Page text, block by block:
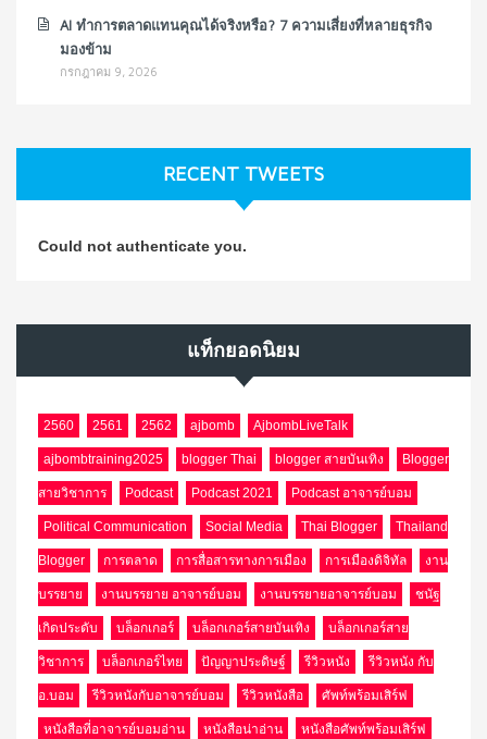
AI ทำการตลาดแทนคุณได้จริงหรือ? 7 ความเสี่ยงที่หลายธุรกิจ
มองข้าม
กรกฎาคม 9, 2026
RECENT TWEETS
Could not authenticate you.
แท็กยอดนิยม
2560 2561 2562 ajbomb AjbombLiveTalk
ajbombtraining2025 blogger Thai blogger สายบันเทิง Blogger
สายวิชาการ Podcast Podcast 2021 Podcast อาจารย์บอม
Political Communication Social Media Thai Blogger Thailand
Blogger การตลาด การสื่อสารทางการเมือง การเมืองดิจิทัล งาน
บรรยาย งานบรรยาย อาจารย์บอม งานบรรยายอาจารย์บอม ชนัฐ
เกิดประดับ บล็อกเกอร์ บล็อกเกอร์สายบันเทิง บล็อกเกอร์สาย
วิชาการ บล็อกเกอร์ไทย ปัญญาประดิษฐ์ รีวิวหนัง รีวิวหนัง กับ
อ.บอม รีวิวหนังกับอาจารย์บอม รีวิวหนังสือ ศัพท์พร้อมเสิร์ฟ
หนังสือที่อาจารย์บอมอ่าน หนังสือน่าอ่าน หนังสือศัพท์พร้อมเสิร์ฟ